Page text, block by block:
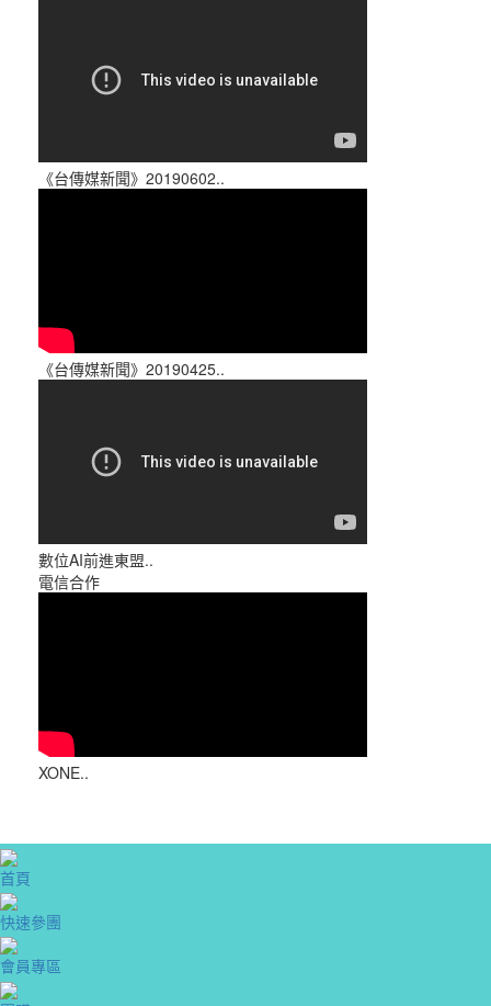
《台傳媒新聞》20190602..
《台傳媒新聞》20190425..
數位AI前進東盟..
電信合作
XONE..
首頁
快速參團
會員專區